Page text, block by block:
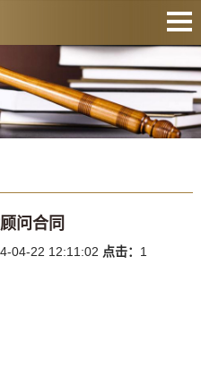
页
讯
围
问合同
04-22 12:11:02 点击： 1